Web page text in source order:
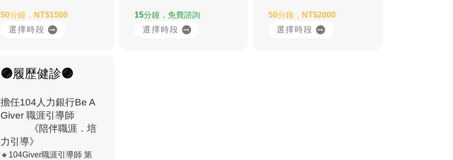
50分鐘，NT$1500
選擇時段
15分鐘，免費諮詢
選擇時段
50分鐘，NT$2000
選擇時段
🟣履歷健診🟣
擔任104人力銀行Be A
Giver 職涯引導師
《陪伴職涯．培
力引導》
🔸104Giver職涯引導師 第